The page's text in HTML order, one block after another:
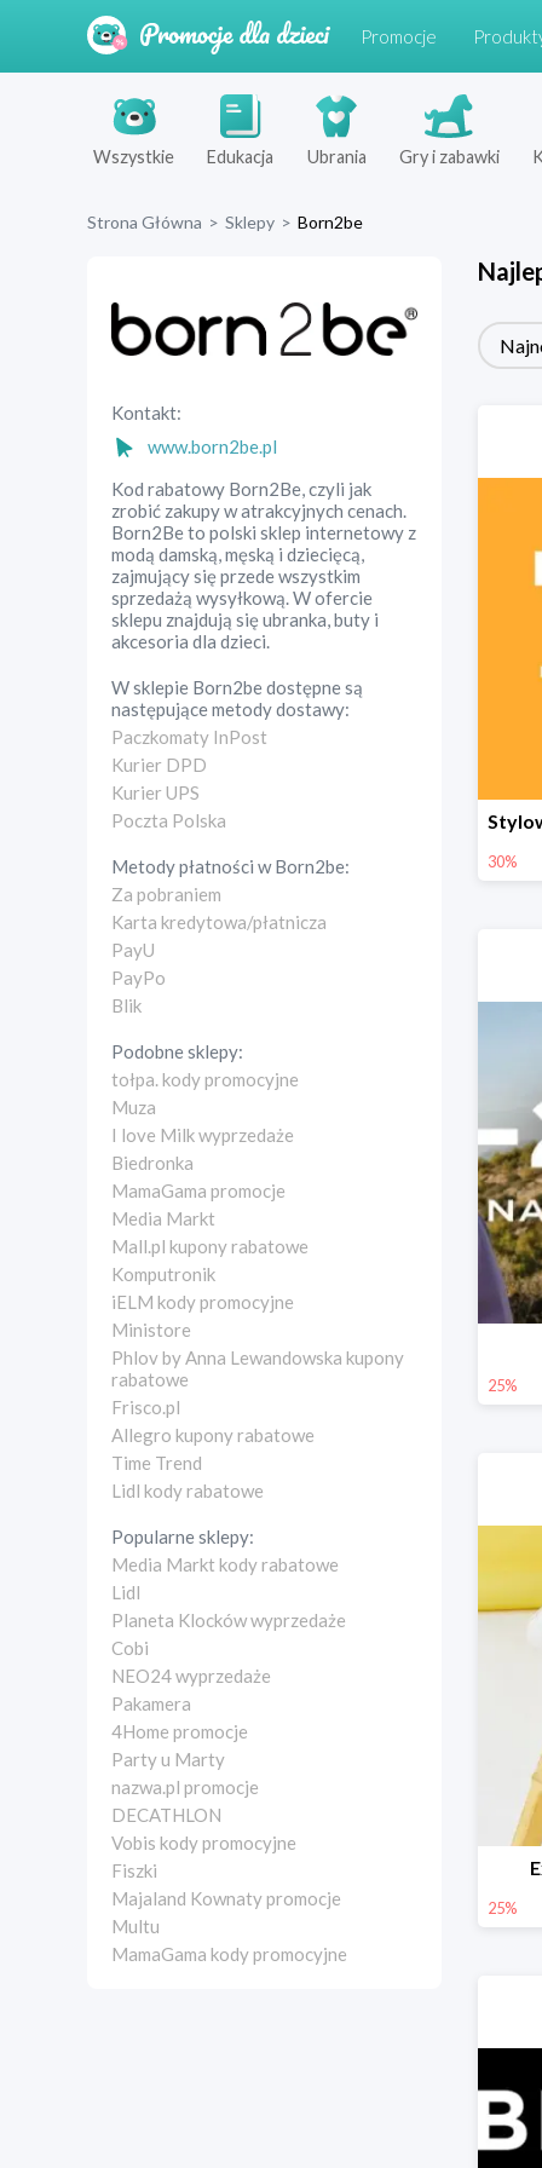
Promocje
Wszystkie Edukacja Ubrania Gry i zabawki
Strona Główna > Sklepy > Born2be
Kontakt:
www.born2be.pl
Kod rabatowy Born2Be, czyli jak
zrobić zakupy w atrakcyjnych cenach.
Born2Be to polski sklep internetowy z
modą damską, męską i dziecięcą,
zajmujący się przede wszystkim
sprzedażą wysyłkową. W ofercie
sklepu znajdują się ubranka, buty i
akcesoria dla dzieci.
W sklepie Born2bedostępne są
następujące metody dostawy:
Paczkomaty InPost
Kurier DPD
Kurier UPS
Poczta Polska
Metody płatności wBorn2be:
Za pobraniem
Karta kredytowa/płatnicza
PayU
PayPo
Blik
Podobne sklepy:
tołpa. kody promocyjne
Muza
I love Milk wyprzedaże
Biedronka
MamaGama promocje
Media Markt
Mall.pl kupony rabatowe
Komputronik
iELM kody promocyjne
Ministore
Phlov by Anna Lewandowska kupony
rabatowe
Frisco.pl
Allegro kupony rabatowe
Time Trend
Lidl kody rabatowe
Popularne sklepy:
Media Markt kody rabatowe
Lidl
Planeta Klocków wyprzedaże
Cobi
NEO24 wyprzedaże
Pakamera
4Home promocje
Party u Marty
nazwa.pl promocje
DECATHLON
Vobis kody promocyjne
Fiszki
Majaland Kownaty promocje
Multu
MamaGama kody promocyjne
30%
25%
25%